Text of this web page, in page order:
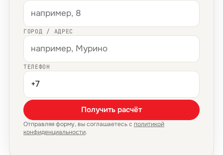
ГОРОД / АДРЕС
ТЕЛЕФОН
Получить расчёт
Отправляя форму, вы соглашаетесь с политикой
конфиденциальности.